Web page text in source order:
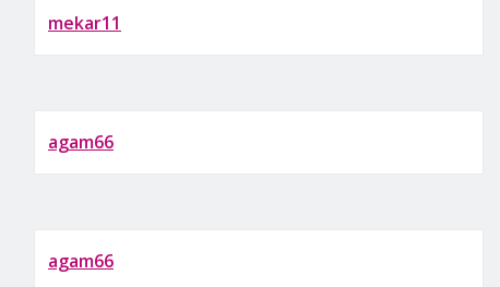
mekar11
agam66
agam66